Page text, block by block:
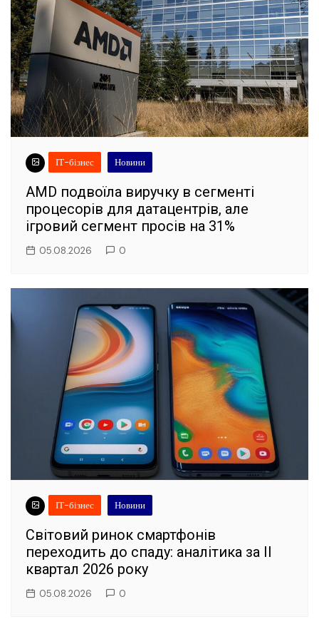
ІТ-бізнес Новини
AMD подвоїла виручку в сегменті
процесорів для датацентрів, але
ігровий сегмент просів на 31%
05.08.2026 0
ІТ-бізнес Новини
Світовий ринок смартфонів
переходить до спаду: аналітика за II
квартал 2026 року
05.08.2026 0